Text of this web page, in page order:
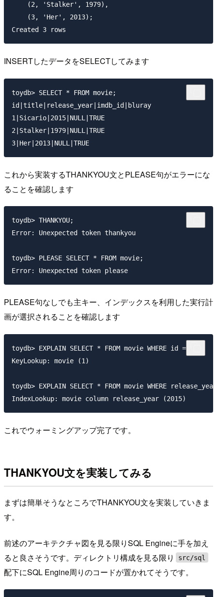
    (2, 'Stalker', 1979),
    (3, 'Her', 2013);
INSERTしたデータをSELECTしてみます
toydb> SELECT * FROM movie;
id|title|release_year|imdb_id|bluray
1|Sicario|2015|NULL|TRUE
2|Stalker|1979|NULL|TRUE
これから実装するTHANKYOU文とPLEASE句がエラーにな
ることを確認します
toydb> THANKYOU;
Error: Unexpected token thankyou
toydb> PLEASE SELECT * FROM movie;
PLEASE句なしでも主キー、インデックスを利用した実行計
画が選択されることを確認します
toydb> EXPLAIN SELECT * FROM movie WHERE id = 1;
KeyLookup: movie (1)
toydb> EXPLAIN SELECT * FROM movie WHERE
これでウォーミングアップ完了です。
THANKYOU文を実装してみる
まずは簡単そうなところでTHANKYOU文を実装していきま
す。
前述のアーキテクチャ図を見る限りSQL Engineに手を加え
ると良さそうです。ディレクトリ構成を見る限り
src/sql
配下にSQL Engine周りのコードが置かれてそうです。